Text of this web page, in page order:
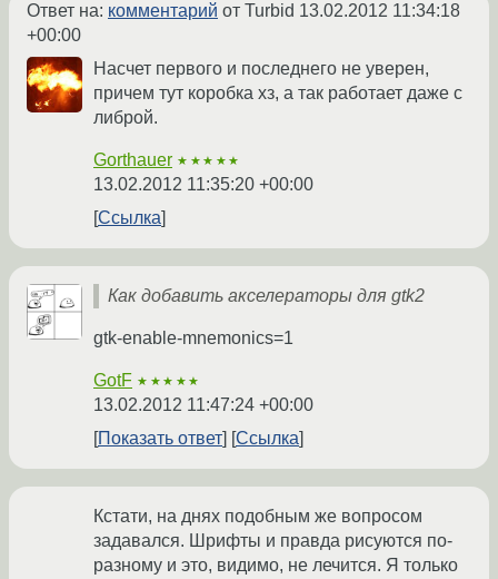
Ответ на: комментарий от Turbid 13.02.2012 11:34:18
+00:00
Насчет первого и последнего не уверен,
причем тут коробка хз, а так работает даже с
либрой.
Gorthauer ★★★★★
13.02.2012 11:35:20 +00:00
Ссылка
Как добавить акселераторы для gtk2
gtk-enable-mnemonics=1
GotF ★★★★★
13.02.2012 11:47:24 +00:00
Показать ответ
Ссылка
Кстати, на днях подобным же вопросом
задавался. Шрифты и правда рисуются по-
разному и это, видимо, не лечится. Я только